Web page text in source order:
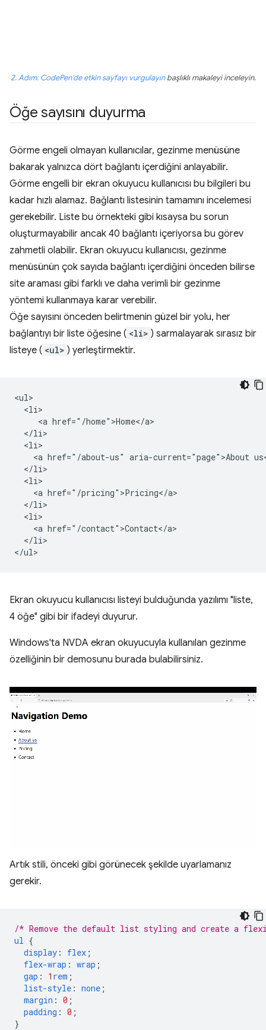
2. Adım: CodePen'de etkin sayfayı vurgulayınbaşlıklı makaleyi inceleyin.
Öğe sayısını duyurma
Görme engeli olmayan kullanıcılar, gezinme menüsüne
bakarak yalnızca dört bağlantı içerdiğini anlayabilir.
Görme engelli bir ekran okuyucu kullanıcısı bu bilgileri bu
kadar hızlı alamaz. Bağlantı listesinin tamamını incelemesi
gerekebilir. Liste bu örnekteki gibi kısaysa bu sorun
oluşturmayabilir ancak 40 bağlantı içeriyorsa bu görev
zahmetli olabilir. Ekran okuyucu kullanıcısı, gezinme
menüsünün çok sayıda bağlantı içerdiğini önceden bilirse
site araması gibi farklı ve daha verimli bir gezinme
yöntemi kullanmaya karar verebilir.
Öğe sayısını önceden belirtmenin güzel bir yolu, her
bağlantıyı bir liste öğesine ( <li> ) sarmalayarak sırasız bir
listeye ( <ul> ) yerleştirmektir.
<ul>
  <li>
     <a href="/home">Home</a>
  </li>
  <li>
<a href="/about-us" aria-current="page">About
  </li>
  <li>
    <a href="/pricing">Pricing</a>
  </li>
  <li>
    <a href="/contact">Contact</a>
  </li>
Ekran okuyucu kullanıcısı listeyi bulduğunda yazılımı "liste,
4 öğe" gibi bir ifadeyi duyurur.
Windows'ta NVDA ekran okuyucuyla kullanılan gezinme
özelliğinin bir demosunu burada bulabilirsiniz.
Artık stili, önceki gibi görünecek şekilde uyarlamanız
gerekir.
/* Remove the default list styling and create a
ul {
display : flex ;
flex-wrap : wrap ;
gap : 1 rem ;
list-style : none ;
margin : 0 ;
padding : 0 ;
}